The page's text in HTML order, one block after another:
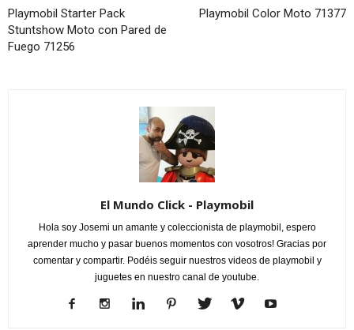
Playmobil Starter Pack
Stuntshow Moto con Pared de
Fuego 71256
Playmobil Color Moto 71377
El Mundo Click - Playmobil
Hola soy Josemi un amante y coleccionista de playmobil, espero
aprender mucho y pasar buenos momentos con vosotros! Gracias por
comentar y compartir. Podéis seguir nuestros videos de playmobil y
juguetes en nuestro canal de youtube.